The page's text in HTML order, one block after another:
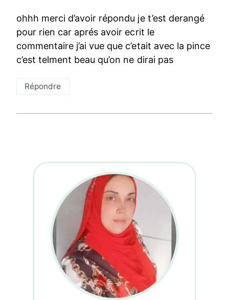
ohhh merci d’avoir répondu je t’est derangé
pour rien car aprés avoir ecrit le
commentaire j’ai vue que c’etait avec la pince
c’est telment beau qu’on ne dirai pas
Répondre